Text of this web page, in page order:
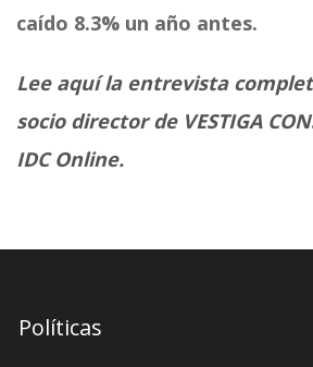
caído 8.3% un año antes.
Lee aquí la entrevista
socio director de VESTIGA
IDC Online.
Políticas